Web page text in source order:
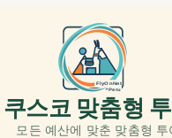
쿠스코 맞춤형
모든 예산에 맞춘 맞춤형 투